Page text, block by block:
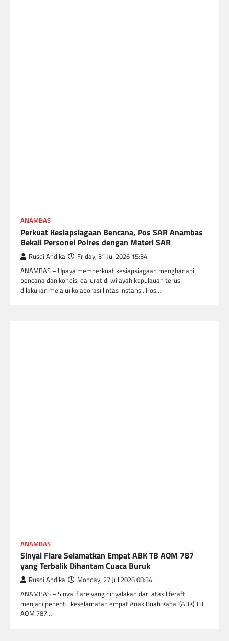
ANAMBAS
Perkuat Kesiapsiagaan Bencana, Pos SAR Anambas
Bekali Personel Polres dengan Materi SAR
Rusdi Andika Friday, 31 Jul 2026 15:34
ANAMBAS – Upaya memperkuat kesiapsiagaan menghadapi
bencana dan kondisi darurat di wilayah kepulauan terus
dilakukan melalui kolaborasi lintas instansi. Pos…
ANAMBAS
Sinyal Flare Selamatkan Empat ABK TB AOM 787
yang Terbalik Dihantam Cuaca Buruk
Rusdi Andika Monday, 27 Jul 2026 08:34
ANAMBAS – Sinyal flare yang dinyalakan dari atas liferaft
menjadi penentu keselamatan empat Anak Buah Kapal (ABK) TB
AOM 787…